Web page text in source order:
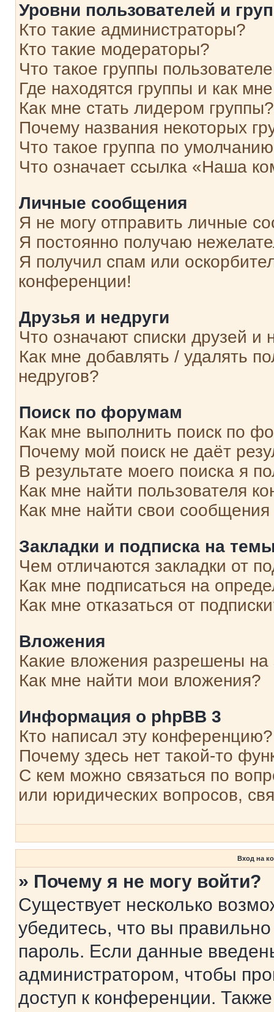
Уровни пользователей и
Кто такие администраторы?
Кто такие модераторы?
Что такое группы
Где находятся группы и как
Как мне стать лидером группы?
Почему названия некоторых
Что такое группа по
Что означает ссылка «Наша
Личные сообщения
Я не могу отправить личные
Я постоянно получаю
Я получил спам или
конференции!
Друзья и недруги
Что означают списки друзей и
Как мне добавлять / удалять
недругов?
Поиск по форумам
Как мне выполнить поиск по
Почему мой поиск не даёт
В результате моего поиска я
Как мне найти пользователя
Как мне найти свои
Закладки и подписка на
Чем отличаются закладки от
Как мне подписаться на
Как мне отказаться от
Вложения
Какие вложения разрешены
Как мне найти мои вложения?
Информация о phpBB 3
Кто написал эту конференцию?
Почему здесь нет такой-то
С кем можно связаться по
или юридических вопросов,
Вход на
» Почему я не могу войти?
Существует несколько
убедитесь, что вы
пароль. Если данные
администратором, чтобы
доступ к конференции.